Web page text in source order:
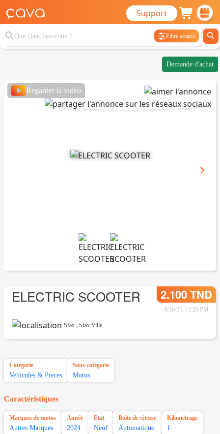
Support
Filtre avancé
Demande d'achat
Regarder la vidéo
ELECTRIC SCOOTER 2.100 TND
8/18/25, 12:29 PM
Sfax , Sfax Ville
Catégorie
Vehicules & Pieces
Sous-catégorie
Motos
Caractéristiques
Marques de motos
Autres Marques
Année
2024
Etat
Neuf
Boîte de vitesse
Automatique
Kilométrage
1